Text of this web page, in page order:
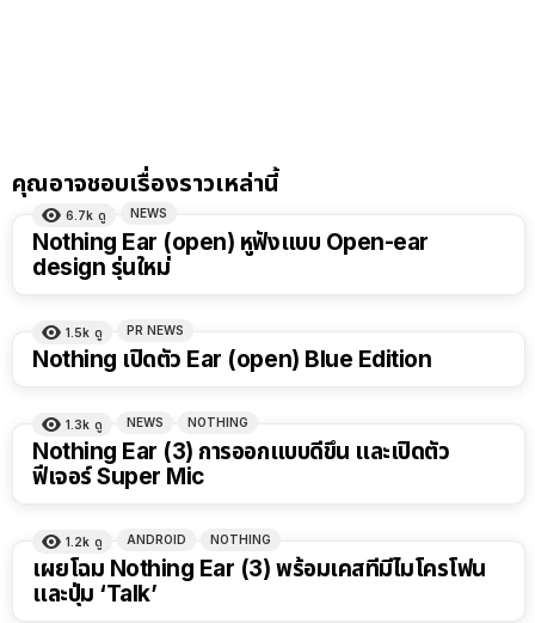
คุณอาจชอบเรื่องราวเหล่านี้
6.7k ดู NEWS
Nothing Ear (open) หูฟังแบบ Open-ear
design รุ่นใหม่
1.5k ดู PR NEWS
Nothing เปิดตัว Ear (open) Blue Edition
1.3k ดู NEWS NOTHING
Nothing Ear (3) การออกแบบดีขึ้น และเปิดตัว
ฟีเจอร์ Super Mic
1.2k ดู ANDROID NOTHING
เผยโฉม Nothing Ear (3) พร้อมเคสที่มีไมโครโฟน
และปุ่ม ‘Talk’